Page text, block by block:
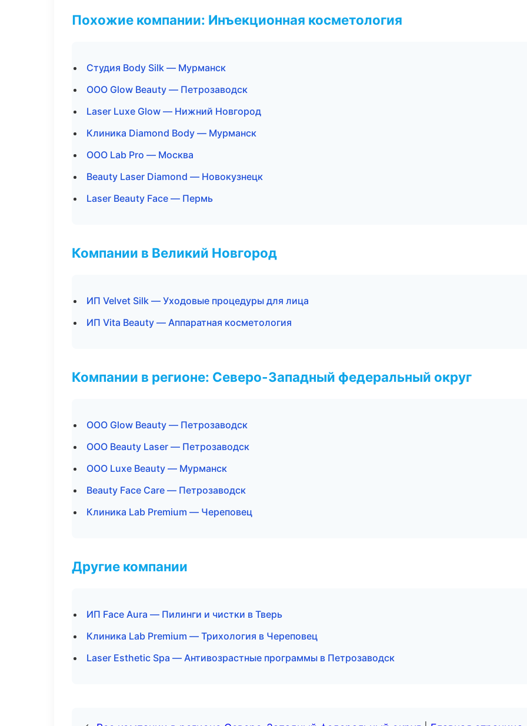
Похожие компании: Инъекционная косметология
Студия Body Silk — Мурманск
ООО Glow Beauty — Петрозаводск
Laser Luxe Glow — Нижний Новгород
Клиника Diamond Body — Мурманск
ООО Lab Pro — Москва
Beauty Laser Diamond — Новокузнецк
Laser Beauty Face — Пермь
Компании в Великий Новгород
ИП Velvet Silk — Уходовые процедуры для лица
ИП Vita Beauty — Аппаратная косметология
Компании в регионе: Северо-Западный федеральный округ
ООО Glow Beauty — Петрозаводск
ООО Beauty Laser — Петрозаводск
ООО Luxe Beauty — Мурманск
Beauty Face Care — Петрозаводск
Клиника Lab Premium — Череповец
Другие компании
ИП Face Aura — Пилинги и чистки в Тверь
Клиника Lab Premium — Трихология в Череповец
Laser Esthetic Spa — Антивозрастные программы в Петрозаводск